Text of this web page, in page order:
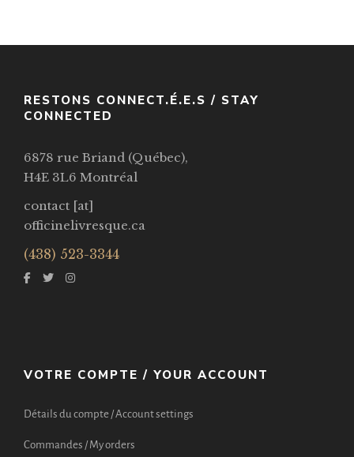
RESTONS CONNECT.É.E.S / STAY
CONNECTED
6878 rue Briand (Québec),
H4E 3L6 Montréal
contact [at]
officinelivresque.ca
(438) 523-3344
VOTRE COMPTE / YOUR ACCOUNT
Détails du compte / Account settings
Commandes / My orders